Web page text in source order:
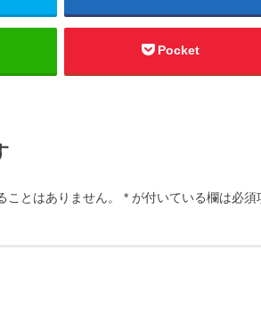
Pocket
とはありません。 * が付いている欄は必須